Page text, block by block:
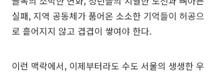
실패, 지역 공동체가 품어온 소소한 기억들이 허공으
로 흩어지지 않고 겹겹이 쌓여야 한다.
이런 맥락에서, 이제부터라도 수도 서울의 생생한 우